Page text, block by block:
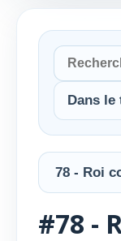
#78 -